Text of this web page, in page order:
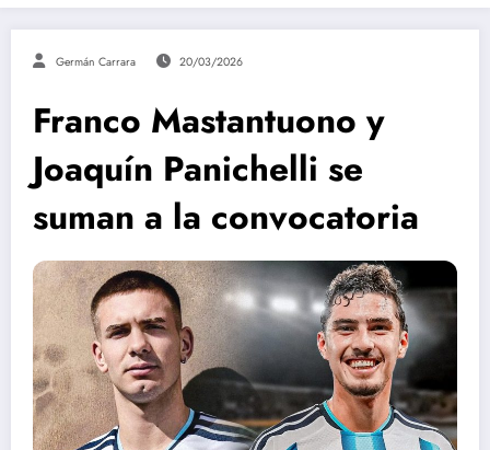
Germán Carrara 20/03/2026
Franco Mastantuono y
Joaquín Panichelli se
suman a la convocatoria